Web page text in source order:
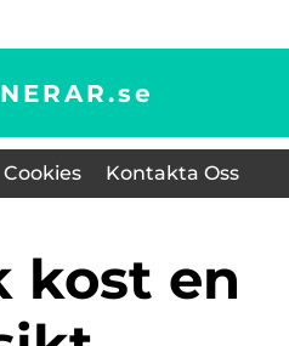
se
Cookies Kontakta Oss